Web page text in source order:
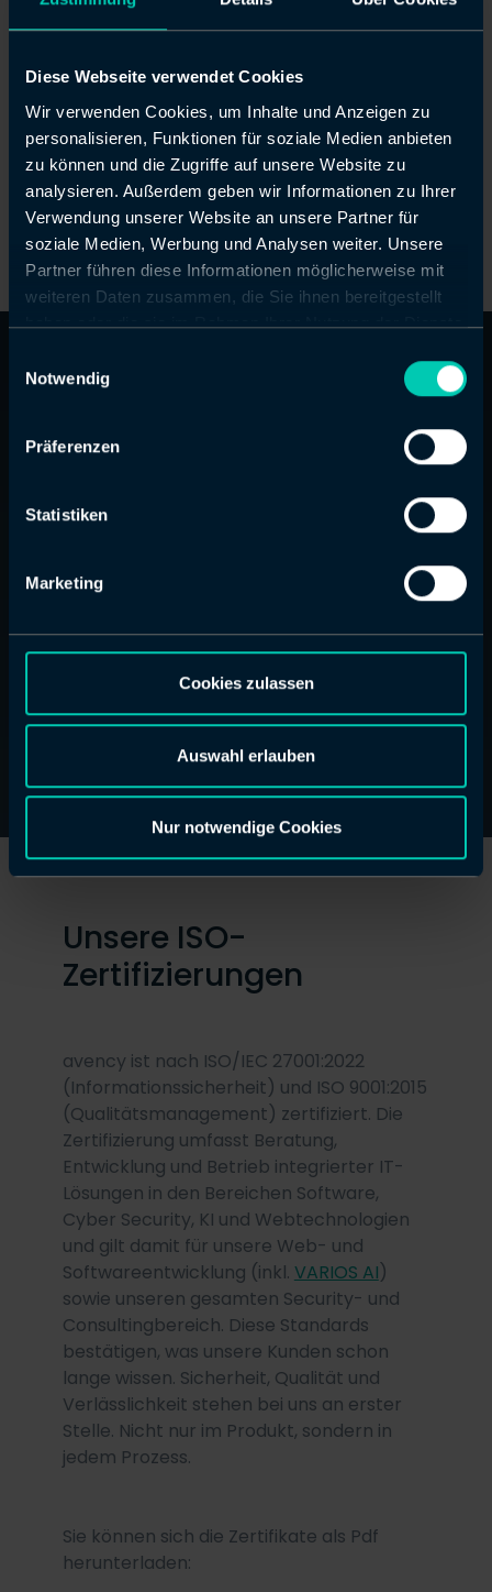
Diese Webseite verwendet Cookies
Wir verwenden Cookies, um Inhalte und Anzeigen zu
personalisieren, Funktionen für soziale Medien anbieten
zu können und die Zugriffe auf unsere Website zu
analysieren. Außerdem geben wir Informationen zu Ihrer
Verwendung unserer Website an unsere Partner für
soziale Medien, Werbung und Analysen weiter. Unsere
Partner führen diese Informationen möglicherweise mit
weiteren Daten zusammen, die Sie ihnen bereitgestellt
haben oder die sie im Rahmen Ihrer Nutzung der Dienste
Notwendig
Präferenzen
Statistiken
Marketing
Cookies zulassen
Auswahl erlauben
Nur notwendige Cookies
2023 sind wir mit einer Niederlassung in
man ein weiteres Büro von avency direkt
am Hafen in Münster.
Als Teil der internationalen Sequotech-
Unternehmensgruppe profitieren wir seit
Januar 2024 zudem von dem
weitreichenden Know-how unserer
Schweizer Schwesterunternehmen.
Umsatz 2025
12.5 Mio. Euro
44
Unsere ISO-
Zertifizierungen
avency ist nach ISO/IEC 27001:2022
(Informationssicherheit) und ISO 9001:2015
(Qualitätsmanagement) zertifiziert. Die
Zertifizierung umfasst Beratung,
Entwicklung und Betrieb integrierter IT-
Lösungen in den Bereichen Software,
Cyber Security, KI und Webtechnologien
und gilt damit für unsere Web- und
Softwareentwicklung (inkl. VARIOS AI)
sowie unseren gesamten Security- und
Consultingbereich. Diese Standards
bestätigen, was unsere Kunden schon
lange wissen. Sicherheit, Qualität und
Verlässlichkeit stehen bei uns an erster
Stelle. Nicht nur im Produkt, sondern in
jedem Prozess.
Sie können sich die Zertifikate als Pdf
herunterladen: